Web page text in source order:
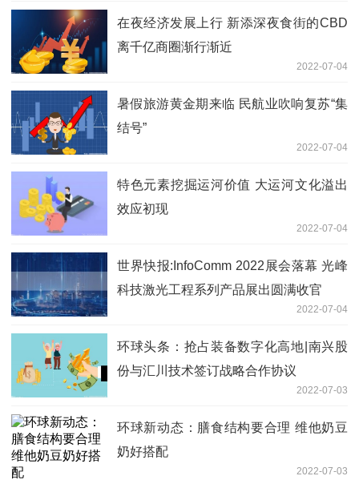
在夜经济发展上行 新添深夜食街的CBD
离千亿商圈渐行渐近
2022-07-04
暑假旅游黄金期来临 民航业吹响复苏“集
结号”
2022-07-04
特色元素挖掘运河价值 大运河文化溢出
效应初现
2022-07-04
世界快报:InfoComm 2022展会落幕 光峰
科技激光工程系列产品展出圆满收官
2022-07-04
环球头条：抢占装备数字化高地|南兴股
份与汇川技术签订战略合作协议
2022-07-03
环球新动态：膳食结构要合理 维他奶豆
奶好搭配
2022-07-03